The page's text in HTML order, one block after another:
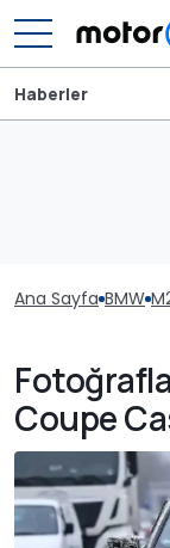
Haberler
Ana Sayfa BMW
Coupe